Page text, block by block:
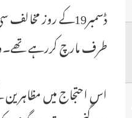
ڈسمبر19کے روز
طرف مارچ کررہے تھے۔واراناسی میں 19اور20ڈسمبر کے روز مخالف